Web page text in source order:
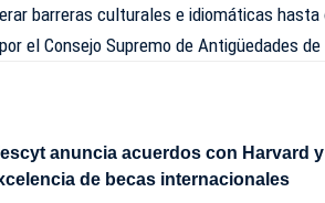
barreras culturales e idiomáticas
el Consejo Supremo de Antigüedades de
anuncia acuerdos con Harvard
de becas internacionales